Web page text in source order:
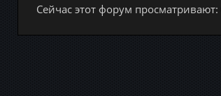
Сейчас этот форум просматривают: